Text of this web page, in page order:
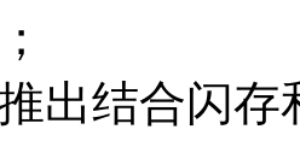
出结合闪存